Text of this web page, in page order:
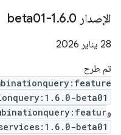
‫الإصدار 1 .6.0-beta01
‫28 يناير 2026
تم طرح
beta01
و
beta01